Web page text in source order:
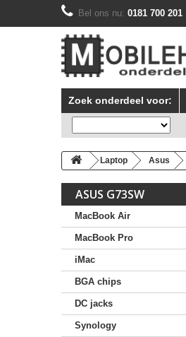
Bel ons nu: 0181 700 201
Zoek onderdeel voor:
Laptop Asus
ASUS G73SW
MacBook Air
MacBook Pro
iMac
BGA chips
DC jacks
Synology